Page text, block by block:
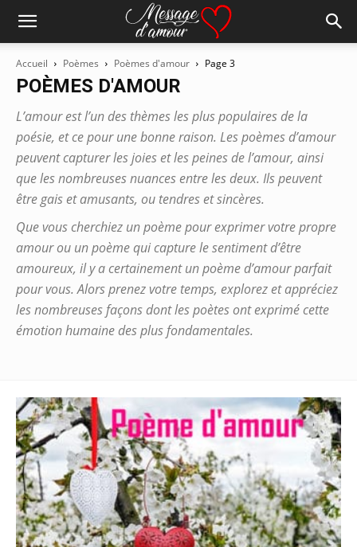
Accueil Poèmes Poèmes d'amour Page 3
POÈMES D'AMOUR
L’amour est l’un des thèmes les plus populaires de la
poésie, et ce pour une bonne raison. Les poèmes d’amour
peuvent capturer les joies et les peines de l’amour, ainsi
que les nombreuses nuances entre les deux. Ils peuvent
être gais et amusants, ou tendres et sincères.
Que vous cherchiez un poème pour exprimer votre propre
amour ou un poème qui capture le sentiment d’être
amoureux, il y a certainement un poème d’amour parfait
pour vous. Alors prenez votre temps, explorez et appréciez
les nombreuses façons dont les poètes ont exprimé cette
émotion humaine des plus fondamentales.